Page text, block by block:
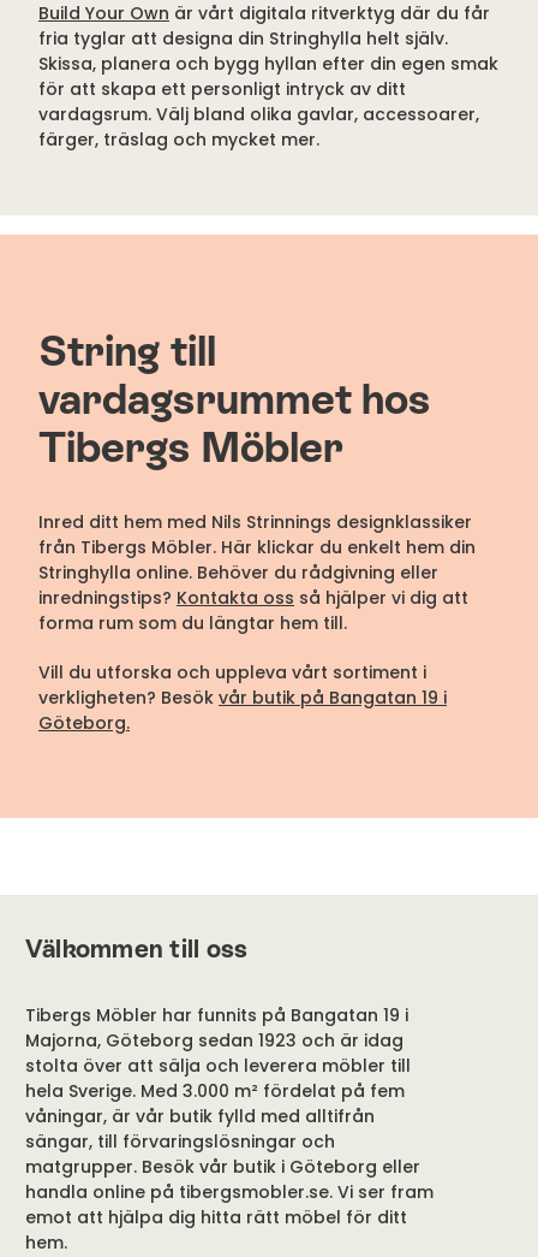
Build Your Own är vårt digitala ritverktyg där du får
fria tyglar att designa din Stringhylla helt själv.
Skissa, planera och bygg hyllan efter din egen smak
för att skapa ett personligt intryck av ditt
vardagsrum. Välj bland olika gavlar, accessoarer,
färger, träslag och mycket mer.
String till
vardagsrummet hos
Tibergs Möbler
Inred ditt hem med Nils Strinnings designklassiker
från Tibergs Möbler. Här klickar du enkelt hem din
Stringhylla online. Behöver du rådgivning eller
inredningstips? Kontakta oss så hjälper vi dig att
forma rum som du längtar hem till.
Vill du utforska och uppleva vårt sortiment i
verkligheten? Besök vår butik på Bangatan 19 i
Göteborg.
Välkommen till oss
Tibergs Möbler har funnits på Bangatan 19 i
Majorna, Göteborg sedan 1923 och är idag
stolta över att sälja och leverera möbler till
hela Sverige. Med 3.000 m² fördelat på fem
våningar, är vår butik fylld med alltifrån
sängar, till förvaringslösningar och
matgrupper. Besök vår butik i Göteborg eller
handla online på tibergsmobler.se. Vi ser fram
emot att hjälpa dig hitta rätt möbel för ditt
hem.